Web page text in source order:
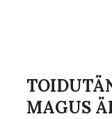
MAGUS